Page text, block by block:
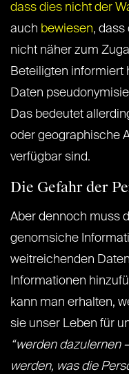
dass dies nicht der
auch bewiesen, dass
nicht näher zum
Beteiligten informiert
Daten
Das bedeutet
oder geographische
verfügbar sind.
Die Gefahr der
Aber dennoch muss
genomsiche
weitreichenden
Informationen
kann man erhalten,
sie unser Leben für
“werden dazulernen
werden, was die